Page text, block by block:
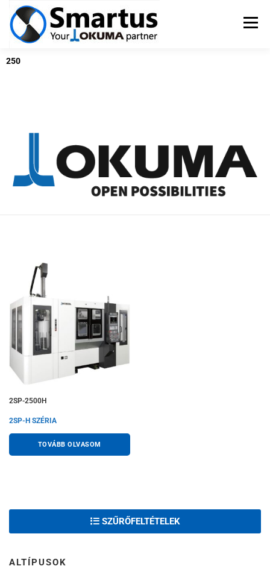
Menü
250
2SP-2500H
2SP-H SZÉRIA
TOVÁBB OLVASOM
SZŰRŐFELTÉTELEK
ALTÍPUSOK